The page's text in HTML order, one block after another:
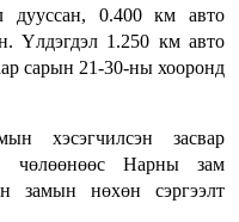
дууссан, 0.400 км авто
Үлдэгдэл 1.250 км авто
сарын 21-30-ны хооронд
хэсэгчилсэн засвар
чөлөөнөөс Нарны зам
замын нөхөн сэргээлт